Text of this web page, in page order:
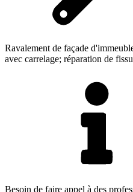
Ravalement de façade
avec carrelage; réparation de
Besoin de faire appel à des